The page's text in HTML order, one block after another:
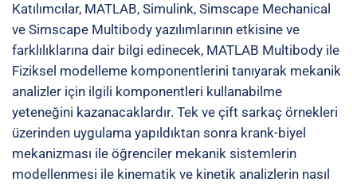
Katılımcılar, MATLAB, Simulink, Simscape Mechanical
ve Simscape Multibody yazılımlarının etkisine ve
farklılıklarına dair bilgi edinecek, MATLAB Multibody ile
Fiziksel modelleme komponentlerini tanıyarak mekanik
analizler için ilgili komponentleri kullanabilme
yeteneğini kazanacaklardır. Tek ve çift sarkaç örnekleri
üzerinden uygulama yapıldıktan sonra krank-biyel
mekanizması ile öğrenciler mekanik sistemlerin
modellenmesi ile kinematik ve kinetik analizlerin nasıl